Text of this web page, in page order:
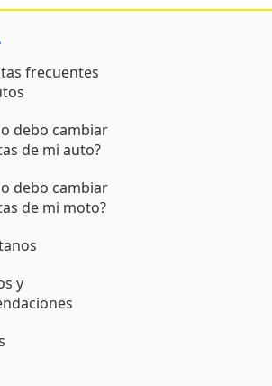
frecuentes
debo cambiar
de mi auto?
debo cambiar
de mi moto?
y